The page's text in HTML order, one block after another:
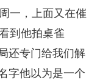
一，上面又在催
到他拍桌雀
还专门给我们解
字他以为是一个